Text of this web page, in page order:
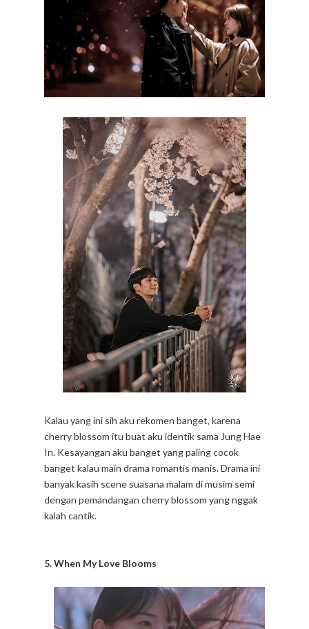
Kalau yang ini sih aku rekomen banget, karena
cherry blossom itu buat aku identik sama Jung Hae
In. Kesayangan aku banget yang paling cocok
banget kalau main drama romantis manis. Drama ini
banyak kasih scene suasana malam di musim semi
dengan pemandangan cherry blossom yang nggak
kalah cantik.
5. When My Love Blooms